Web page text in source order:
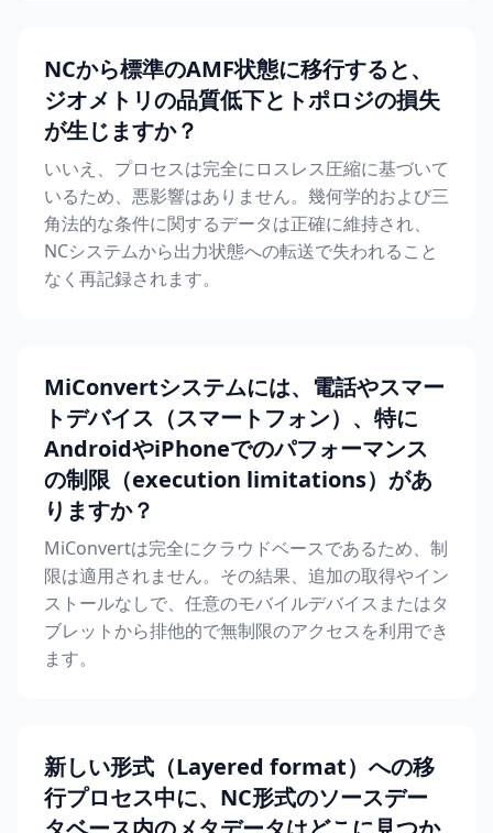
NCから標準のAMF状態に移行すると、
ジオメトリの品質低下とトポロジの損失
が生じますか？
いいえ、プロセスは完全にロスレス圧縮に基づいて
いるため、悪影響はありません。幾何学的および三
角法的な条件に関するデータは正確に維持され、
NCシステムから出力状態への転送で失われること
なく再記録されます。
MiConvertシステムには、電話やスマー
トデバイス（スマートフォン）、特に
AndroidやiPhoneでのパフォーマンス
の制限（execution limitations）があ
りますか？
MiConvertは完全にクラウドベースであるため、制
限は適用されません。その結果、追加の取得やイン
ストールなしで、任意のモバイルデバイスまたはタ
ブレットから排他的で無制限のアクセスを利用でき
ます。
新しい形式（Layered format）への移
行プロセス中に、NC形式のソースデー